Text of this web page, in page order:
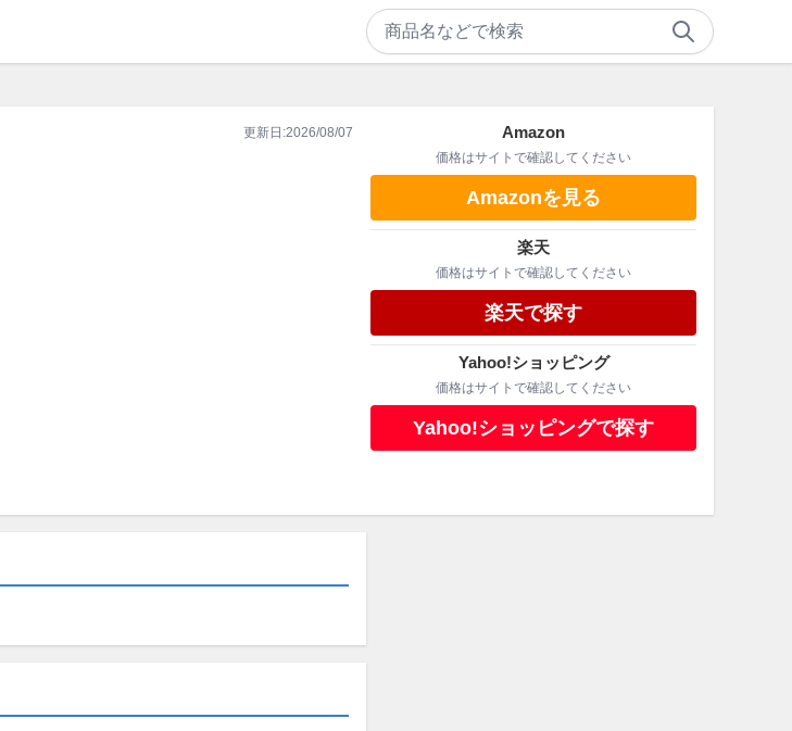
更新日:2026/08/07 Amazon
価格はサイトで確認してください
Amazonを見る
楽天
価格はサイトで確認してください
楽天で探す
Yahoo!ショッピング
価格はサイトで確認してください
Yahoo!ショッピングで探す